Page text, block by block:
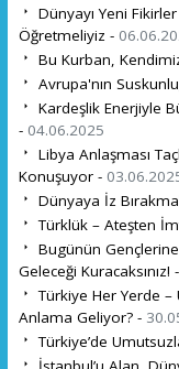
Dünyayı Yeni
Öğretmeliyiz -
Bu Kurban,
Avrupa'nın
Kardeşlik Enerjiyle
- 04.06.2025
Libya Anlaşması
Konuşuyor -
Dünyaya İz
Türklük – Ateşten
Bugünün
Geleceği Kuracaksınız! -
Türkiye Her Yerde –
Anlama Geliyor? -
Türkiye’de